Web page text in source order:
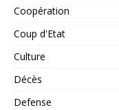
Coopération
Coup d'Etat
Culture
Décès
Defense